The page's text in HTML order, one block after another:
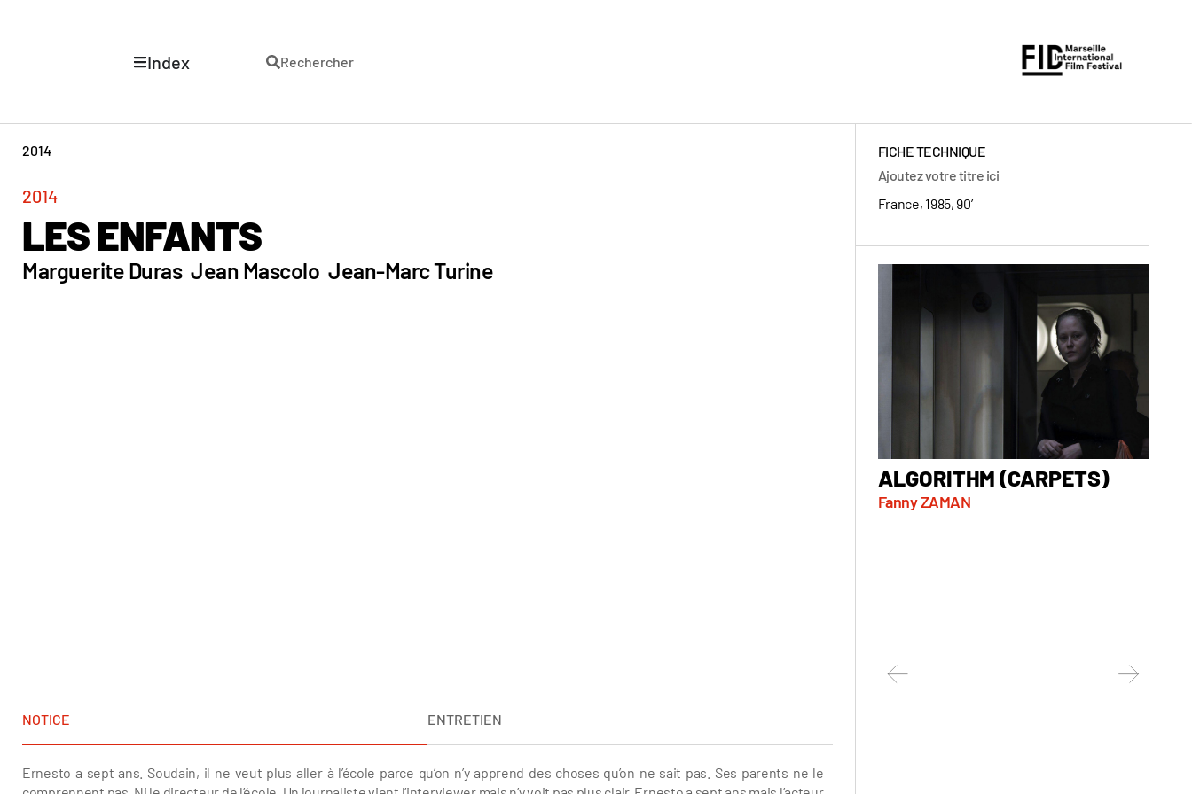
Rechercher
Index
2014
2014
LES ENFANTS
Marguerite Duras Jean Mascolo Jean-Marc Turine
NOTICE ENTRETIEN
Ernesto a sept ans. Soudain, il ne veut plus aller à l’école parce qu’on n’y apprend des choses qu’on ne sait pas. Ses parents ne le
FICHE TECHNIQUE
Ajoutez votre titre ici
France, 1985, 90’
ALGORITHM (CARPETS)
Fanny ZAMAN